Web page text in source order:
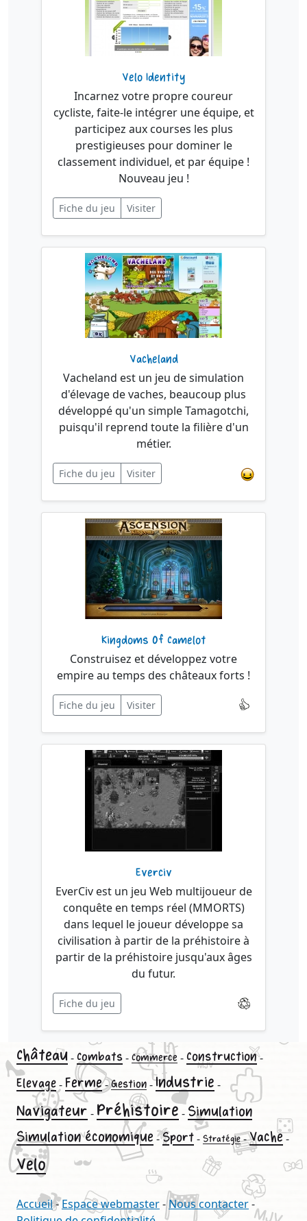
Velo Identity
Incarnez votre propre coureur
cycliste, faite-le intégrer une équipe, et
participez aux courses les plus
prestigieuses pour dominer le
classement individuel, et par équipe !
Nouveau jeu !
Fiche du jeu Visiter
Vacheland
Vacheland est un jeu de simulation
d'élevage de vaches, beaucoup plus
développé qu'un simple Tamagotchi,
puisqu'il reprend toute la filière d'un
métier.
Fiche du jeu Visiter
Kingdoms Of Camelot
Construisez et développez votre
empire au temps des châteaux forts !
Fiche du jeu Visiter
Everciv
EverCiv est un jeu Web multijoueur de
conquête en temps réel (MMORTS)
dans lequel le joueur développe sa
civilisation à partir de la préhistoire à
partir de la préhistoire jusqu'aux âges
du futur.
Fiche du jeu
Château-Combats- Commerce -Construction-
Elevage-Ferme-Gestion-Industrie -
Navigateur - Préhistoire- Simulation
Simulation économique -Sport- Stratégie-Vache-
Velo
Accueil-Espace webmaster-Nous contacter-